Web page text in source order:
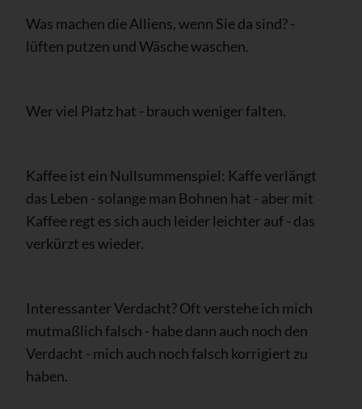
Was machen die Alliens, wenn Sie da sind? -
lüften putzen und Wäsche waschen.
Wer viel Platz hat - brauch weniger falten.
Kaffee ist ein Nullsummenspiel: Kaffe verlängt
das Leben - solange man Bohnen hat - aber mit
Kaffee regt es sich auch leider leichter auf - das
verkürzt es wieder.
Interessanter Verdacht? Oft verstehe ich mich
mutmaßlich falsch - habe dann auch noch den
Verdacht - mich auch noch falsch korrigiert zu
haben.